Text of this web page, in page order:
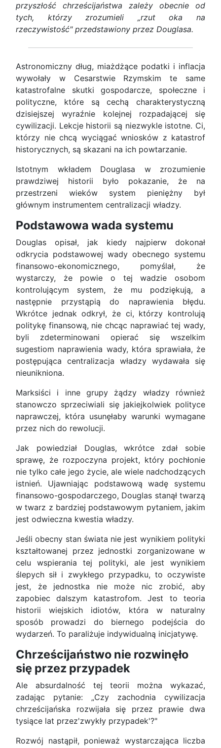
przyszłość chrześcijaństwa zależy obecnie od
tych, którzy zrozumieli „rzut oka na
rzeczywistość" przedstawiony przez Douglasa.
Astronomiczny dług, miażdżące podatki i inflacja
wywołały w Cesarstwie Rzymskim te same
katastrofalne skutki gospodarcze, społeczne i
polityczne, które są cechą charakterystyczną
dzisiejszej wyraźnie kolejnej rozpadającej się
cywilizacji. Lekcje historii są niezwykle istotne. Ci,
którzy nie chcą wyciągać wniosków z katastrof
historycznych, są skazani na ich powtarzanie.
Istotnym wkładem Douglasa w zrozumienie
prawdziwej historii było pokazanie, że na
przestrzeni wieków system pieniężny był
głównym instrumentem centralizacji władzy.
Podstawowa wada systemu
Douglas opisał, jak kiedy najpierw dokonał
odkrycia podstawowej wady obecnego systemu
finansowo-ekonomicznego, pomyślał, że
wystarczy, że powie o tej wadzie osobom
kontrolującym system, że mu podziękują, a
następnie przystąpią do naprawienia błędu.
Wkrótce jednak odkrył, że ci, którzy kontrolują
politykę finansową, nie chcąc naprawiać tej wady,
byli zdeterminowani opierać się wszelkim
sugestiom naprawienia wady, która sprawiała, że
postępująca centralizacja władzy wydawała się
nieunikniona.
Marksiści i inne grupy żądzy władzy również
stanowczo sprzeciwiali się jakiejkolwiek polityce
naprawczej, która usunęłaby warunki wymagane
przez nich do rewolucji.
Jak powiedział Douglas, wkrótce zdał sobie
sprawę, że rozpoczyna projekt, który pochłonie
nie tylko całe jego życie, ale wiele nadchodzących
istnień. Ujawniając podstawową wadę systemu
finansowo-gospodarczego, Douglas stanął twarzą
w twarz z bardziej podstawowym pytaniem, jakim
jest odwieczna kwestia władzy.
Jeśli obecny stan świata nie jest wynikiem polityki
kształtowanej przez jednostki zorganizowane w
celu wspierania tej polityki, ale jest wynikiem
ślepych sił i zwykłego przypadku, to oczywiste
jest, że jednostka nie może nic zrobić, aby
zapobiec dalszym katastrofom. Jest to teoria
historii wiejskich idiotów, która w naturalny
sposób prowadzi do biernego podejścia do
wydarzeń. To paraliżuje indywidualną inicjatywę.
Chrześcijaństwo nie rozwinęło
się przez przypadek
Ale absurdalność tej teorii można wykazać,
zadając pytanie: „Czy zachodnia cywilizacja
chrześcijańska rozwijała się przez prawie dwa
tysiące lat przez'zwykły przypadek'?"
Rozwój nastąpił, ponieważ wystarczająca liczba